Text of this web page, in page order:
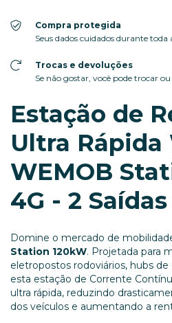
Compra protegida
Seus dados cuidados durante toda
Trocas e devoluções
Se não gostar, você pode trocar
Estação de
Ultra Rápida
WEMOB
4G - 2 Saídas
Domine o mercado de
Station 120kW. Projetada para
eletropostos rodoviários, hubs
esta estação de Corrente
ultra rápida, reduzindo
dos veículos e aumentando a